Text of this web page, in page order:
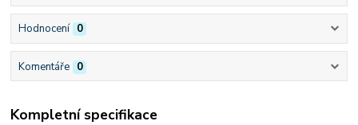
Hodnocení 0
Komentáře 0
Kompletní specifikace